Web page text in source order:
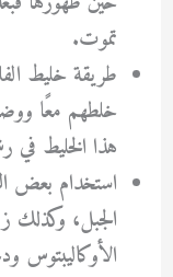
تموت.
طريقة خليط
خلطهم معًا
هذا الخليط في
استخدام بعض
الجبل، وكذلك
الأوكاليبتوس